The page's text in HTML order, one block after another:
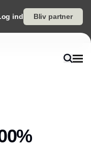
ind Bliv partner